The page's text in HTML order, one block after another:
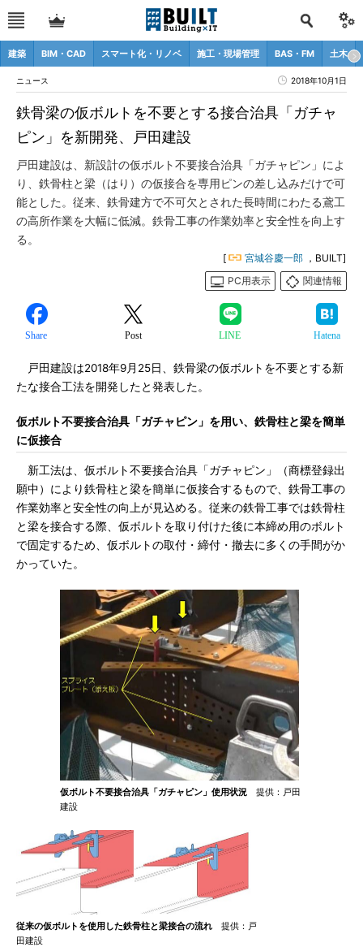
建築 BIM・CAD スマート化・リノベ 施工・現場管理 BAS・FM 土木
ニュース 2018年10月1日
鉄骨梁の仮ボルトを不要とする接合治具「ガチャ
ピン」を新開発、戸田建設
戸田建設は、新設計の仮ボルト不要接合治具「ガチャピン」によ
り、鉄骨柱と梁（はり）の仮接合を専用ピンの差し込みだけで可
能とした。従来、鉄骨建方で不可欠とされた長時間にわたる鳶工
の高所作業を大幅に低減。鉄骨工事の作業効率と安全性を向上す
る。
[ 宮城谷慶一郎 ，BUILT]
PC用表示
関連情報
Share Post LINE Hatena
戸田建設は2018年9月25日、鉄骨梁の仮ボルトを不要とする新
たな接合工法を開発したと発表した。
仮ボルト不要接合治具「ガチャピン」を用い、鉄骨柱と梁を簡単
に仮接合
新工法は、仮ボルト不要接合治具「ガチャピン」（商標登録出
願中）により鉄骨柱と梁を簡単に仮接合するもので、鉄骨工事の
作業効率と安全性の向上が見込める。従来の鉄骨工事では鉄骨柱
と梁を接合する際、仮ボルトを取り付けた後に本締め用のボルト
で固定するため、仮ボルトの取付・締付・撤去に多くの手間がか
かっていた。
仮ボルト不要接合治具「ガチャピン」使用状況 提供：戸田
建設
従来の仮ボルトを使用した鉄骨柱と梁接合の流れ 提供：戸
田建設